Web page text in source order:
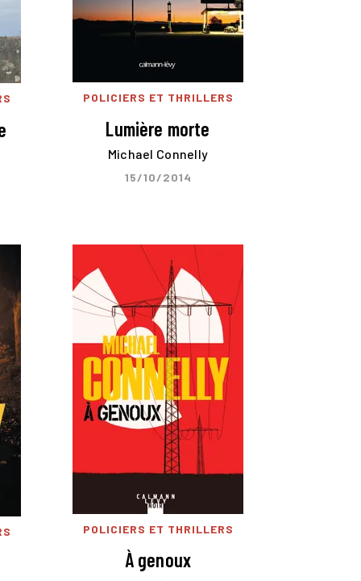
POLICIERS ET THRILLERS
Lumière morte
Michael Connelly
15/10/2014
POLICIERS ET THRILLERS
À genoux